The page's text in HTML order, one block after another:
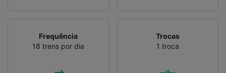
Frequência
18 trens por dia
Trocas
1 troca